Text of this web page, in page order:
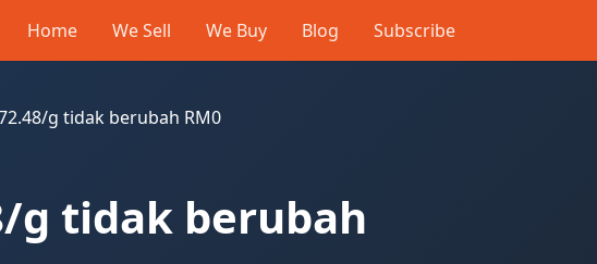
Home We Sell We Buy Blog Subscribe
g tidak berubah RM0
g tidak berubah